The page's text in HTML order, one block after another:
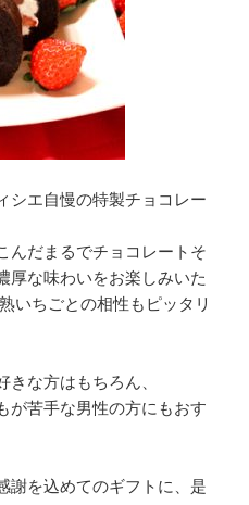
シエ自慢の特製チョコレー
んだまるでチョコレートそ
厚な味わいをお楽しみいた
いちごとの相性もピッタリ
な方はもちろん、
が苦手な男性の方にもおす
謝を込めてのギフトに、是